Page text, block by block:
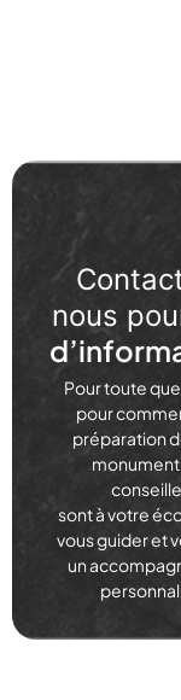
nous
Pour toute
pour
préparation
sont à votre
vous guider et
un